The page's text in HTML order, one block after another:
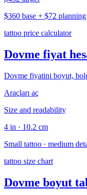
$360 base + $72
tattoo price calculator
Dovme fiyat
Dovme fiyatini boyut,
Araçları aç
Size and readability
4 in · 10.2 cm
Small tattoo · medium
tattoo size chart
Dovme boyut